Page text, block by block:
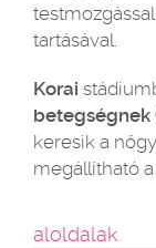
tartásával.
Korai
betegségnek
keresik a
megállítható
aloldalak